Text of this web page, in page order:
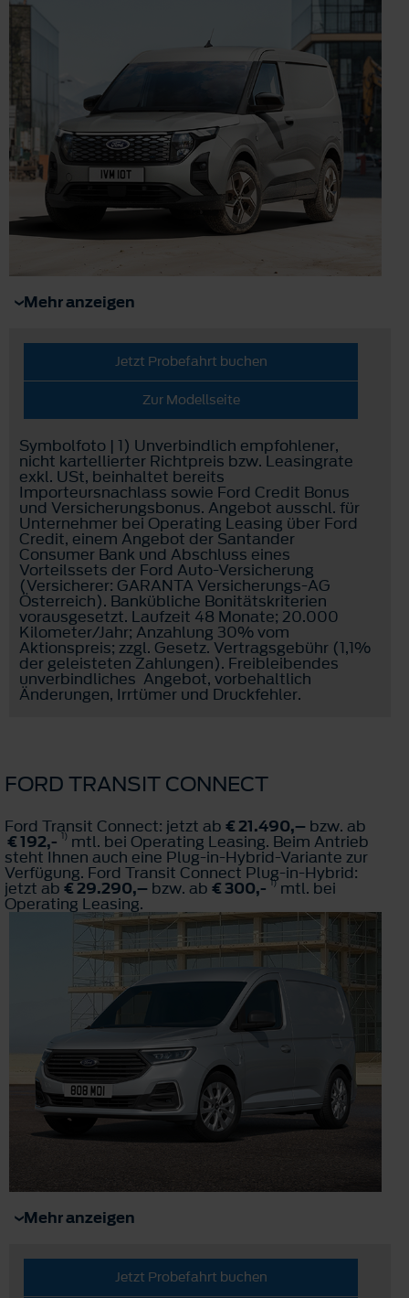
Mehr anzeigen
Jetzt Probefahrt buchen
Zur Modellseite
Symbolfoto | 1) Unverbindlich empfohlener,
nicht kartellierter Richtpreis bzw. Leasingrate
exkl. USt, beinhaltet bereits
Importeursnachlass sowie Ford Credit Bonus
und Versicherungsbonus. Angebot ausschl. für
Unternehmer bei Operating Leasing über Ford
Credit, einem Angebot der Santander
Consumer Bank und Abschluss eines
Vorteilssets der Ford Auto-Versicherung
(Versicherer: GARANTA Versicherungs-AG
Österreich). Bankübliche Bonitätskriterien
vorausgesetzt. Laufzeit 48 Monate; 20.000
Kilometer/Jahr; Anzahlung 30% vom
Aktionspreis; zzgl. Gesetz. Vertragsgebühr (1,1%
der geleisteten Zahlungen). Freibleibendes
unverbindliches Angebot, vorbehaltlich
Änderungen, Irrtümer und Druckfehler.
FORD TRANSIT CONNECT
Ford Transit Connect: jetzt ab € 21.490,– bzw. ab
€ 192,- 1) mtl. bei Operating Leasing. Beim Antrieb
steht Ihnen auch eine Plug-in-Hybrid-Variante zur
Verfügung. Ford Transit Connect Plug-in-Hybrid:
jetzt ab € 29.290,– bzw. ab € 300,- 1)mtl. bei
Operating Leasing.
Mehr anzeigen
Jetzt Probefahrt buchen